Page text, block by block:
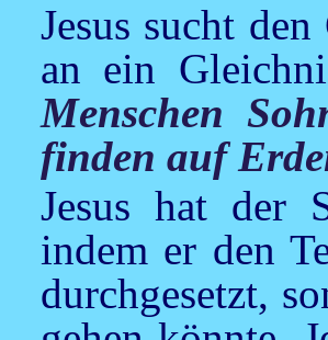
Jesus sucht
an ein
Menschen
finden auf
Jesus hat der
indem er den
durchgesetzt,